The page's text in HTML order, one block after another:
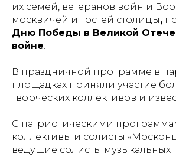
их семей, ветеранов войн и
москвичей и гостей столицы,
Дню Победы в Великой
войне.
В праздничной программе в
площадках приняли участие
творческих коллективов и
С патриотическими
коллективы и солисты
ведущие солисты музыкальных